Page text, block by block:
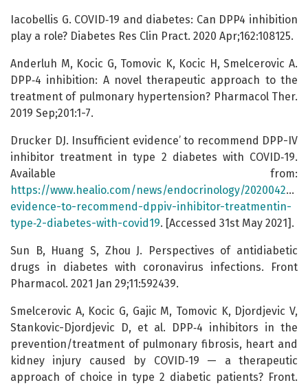
Iacobellis G. COVID‑19 and diabetes: Can DPP4 inhibition
play a role? Diabetes Res Clin Pract. 2020 Apr;162:108125.
Anderluh M, Kocic G, Tomovic K, Kocic H, Smelcerovic A.
DPP‑4 inhibition: А novel therapeutic approach to the
treatment of pulmonary hypertension? Pharmacol Ther.
2019 Sep;201:1-7.
Drucker DJ. Insufficient evidence’ to recommend DPP-IV
inhibitor treatment in type 2 diabetes with COVID‑19.
Available from:
https://www.healio.com/news/endocrinology/20200420/
evidence-to-recommend-dppiv-inhibitor-treatmentin-
type‑2-diabetes-with-covid19. [Accessed 31st May 2021].
Sun B, Huang S, Zhou J. Perspectives of antidiabetic
drugs in diabetes with coronavirus infections. Front
Pharmacol. 2021 Jan 29;11:592439.
Smelcerovic A, Kocic G, Gajic M, Tomovic K, Djordjevic V,
Stankovic-Djordjevic D, et al. DPP‑4 inhibitors in the
prevention/treatment of pulmonary fibrosis, heart and
kidney injury caused by COVID‑19 — a therapeutic
approach of choice in type 2 diabetic patients? Front.